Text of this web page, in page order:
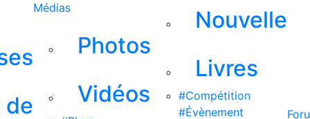
de
Médias
Photos
Vidéos
Nouvelle
Livres
#Compétition
#Évènement